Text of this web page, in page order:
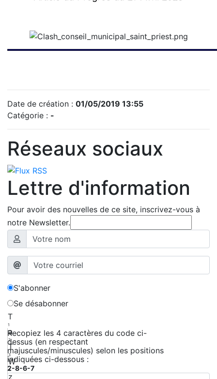
Date de création : 01/05/2019 13:55
Catégorie : -
Réseaux sociaux
Lettre d'information
Pour avoir des nouvelles de ce site, inscrivez-vous à
notre Newsletter.
S'abonner
Se désabonner
T
1
a
2
T
3
W
4
z
Recopiez les 4 caractères du code ci-
dessus (en respectant
majuscules/minuscules) selon les positions
indiquées ci-dessous :
2-8-6-7